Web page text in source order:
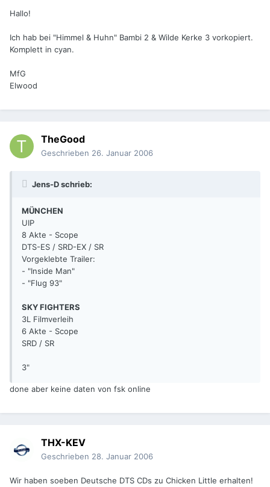
Hallo!
Ich hab bei "Himmel & Huhn" Bambi 2 & Wilde Kerke 3 vorkopiert.
Komplett in cyan.
MfG
Elwood
TheGood
Geschrieben 26. Januar 2006
Jens-D schrieb:
MÜNCHEN
UIP
8 Akte - Scope
DTS-ES / SRD-EX / SR
Vorgeklebte Trailer:
- "Inside Man"
- "Flug 93"
SKY FIGHTERS
3L Filmverleih
6 Akte - Scope
SRD / SR
3"
done aber keine daten von fsk online
THX-KEV
Geschrieben 28. Januar 2006
Wir haben soeben Deutsche DTS CDs zu Chicken Little erhalten!